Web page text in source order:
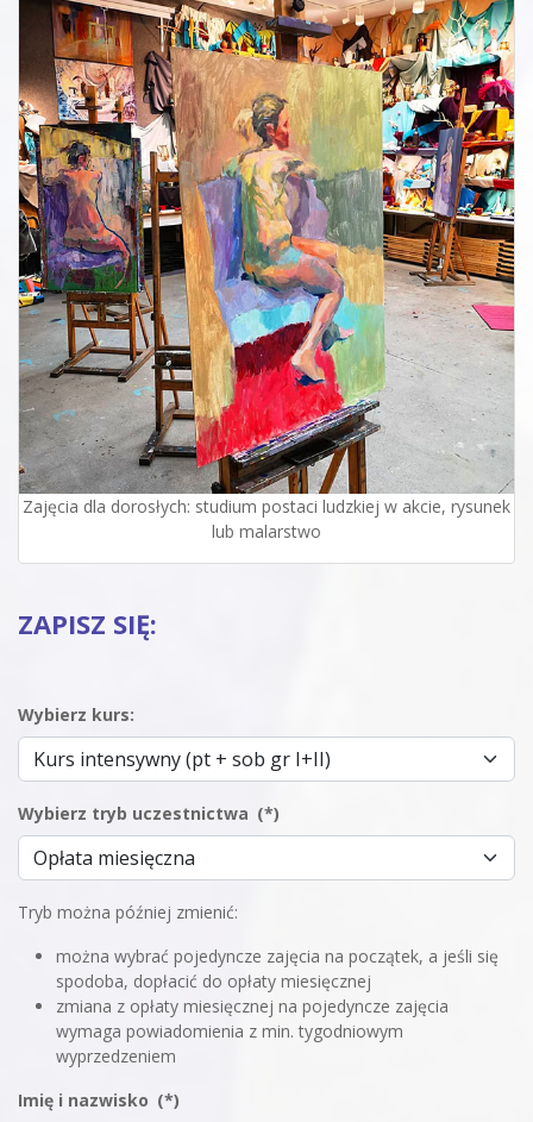
Zajęcia dla dorosłych: studium postaci ludzkiej w akcie, rysunek
lub malarstwo
ZAPISZ SIĘ:
Wybierz kurs:
Wybierz tryb uczestnictwa (*)
Tryb można później zmienić:
można wybrać pojedyncze zajęcia na początek, a jeśli się
spodoba, dopłacić do opłaty miesięcznej
zmiana z opłaty miesięcznej na pojedyncze zajęcia
wymaga powiadomienia z min. tygodniowym
wyprzedzeniem
Imię i nazwisko (*)